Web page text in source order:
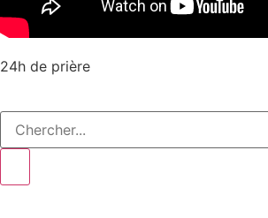
24h de prière